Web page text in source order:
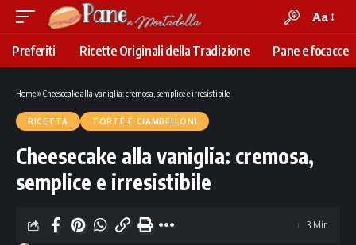
Font
Resizer
Aa
Preferiti Ricette Originali della Tradizione Pane e focacce
Home» Cheesecake alla vaniglia: cremosa, semplice e irresistibile
RICETTA TORTE E CIAMBELLONI
Cheesecake alla vaniglia: cremosa,
semplice e irresistibile
3 Min